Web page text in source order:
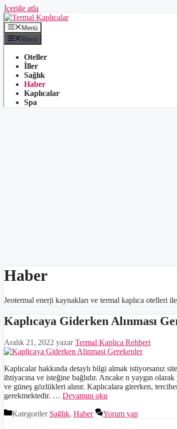
İçeriğe atla
Menü
Menü
Oteller
İller
Sağlık
Haber
Kaplıcalar
Spa
Haber
Jeotermal enerji kaynakları ve termal kaplıca otelleri
Kaplıcaya Giderken Alınması
Aralık 21, 2022 yazarTermal Kaplıca Rehberi
Kaplıcalar hakkında detaylı bilgi almak istiyorsanız
ihtiyacına ve isteğine bağlıdır. Ancake n yaygın
ve güneş gözlükleri alınır. Kaplıcalara girerken,
gerekmektedir. … Devamını oku
Kategoriler Sağlık, Haber Yorum yap